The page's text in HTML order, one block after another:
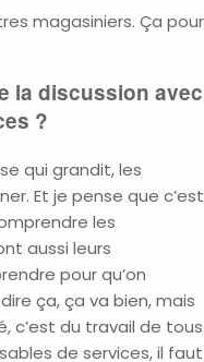
magasiniers. Ça pour
la discussion avec
?
qui grandit, les
Et je pense que c’est
les
aussi leurs
pour qu’on
ça, ça va bien, mais
c’est du travail de tous
de services, il faut